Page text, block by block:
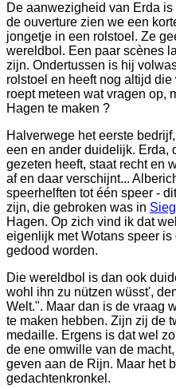
De aanwezigheid van Erda
de ouverture zien we een
jongetje in een rolstoel. Ze
wereldbol. Een paar scènes
zijn. Ondertussen is hij
rolstoel en heeft nog altijd
roept meteen wat vragen op,
Hagen te maken ?
Halverwege het eerste
een en ander duidelijk. Erda,
gezeten heeft, staat recht en
af en daar verschijnt...
speerhelften tot één speer -
zijn, die gebroken was in
Hagen. Op zich vind ik dat
eigenlijk met Wotans speer
gedood worden.
Die wereldbol is dan ook
wohl ihn zu nützen wüsst',
Welt.". Maar dan is de vraag
te maken hebben. Zijn zij de
medaille. Ergens is dat wel
de ene omwille van de
geven aan de Rijn. Maar het
gedachtenkronkel.